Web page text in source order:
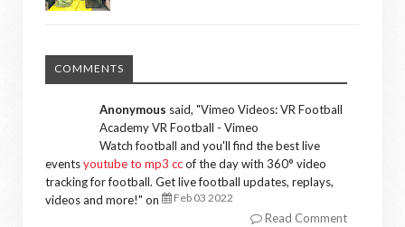
COMMENTS
Anonymous said, "Vimeo Videos: VR Football
Academy VR Football - Vimeo
Watch football and you'll find the best live
eventsyoutube to mp3 ccof the day with 360° video
tracking for football. Get live football updates, replays,
videos and more!" on Feb 03 2022
Read Comment